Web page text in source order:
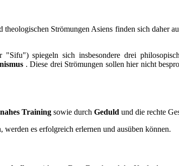
Strömungen Asiens finden sich daher
spiegeln sich insbesondere drei
. Diese drei Strömungen sollen hier nicht
Training sowie durch Geduld und die rechte
es erfolgreich erlernen und ausüben können.